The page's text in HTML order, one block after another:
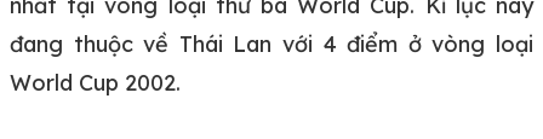
đang thuộc về Thái Lan với 4 điểm ở vòng loại
World Cup 2002.